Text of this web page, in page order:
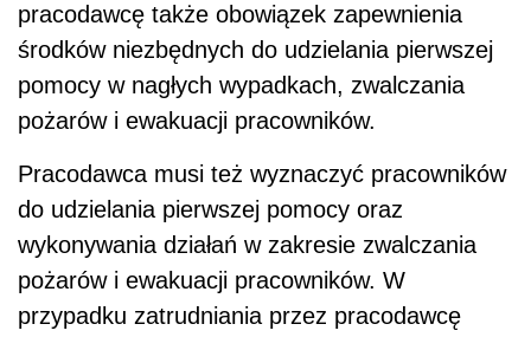
pracodawcę także obowiązek zapewnienia
środków niezbędnych do udzielania pierwszej
pomocy w nagłych wypadkach, zwalczania
pożarów i ewakuacji pracowników.
Pracodawca musi też wyznaczyć pracowników
do udzielania pierwszej pomocy oraz
wykonywania działań w zakresie zwalczania
pożarów i ewakuacji pracowników. W
przypadku zatrudniania przez pracodawcę